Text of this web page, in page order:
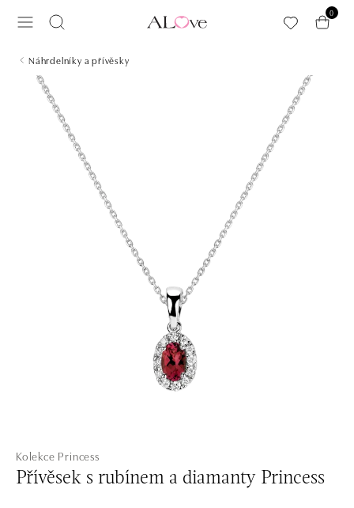
0
Náhrdelníky a přívěsky
Kolekce Princess
Přívěsek s rubínem a diamanty Princess